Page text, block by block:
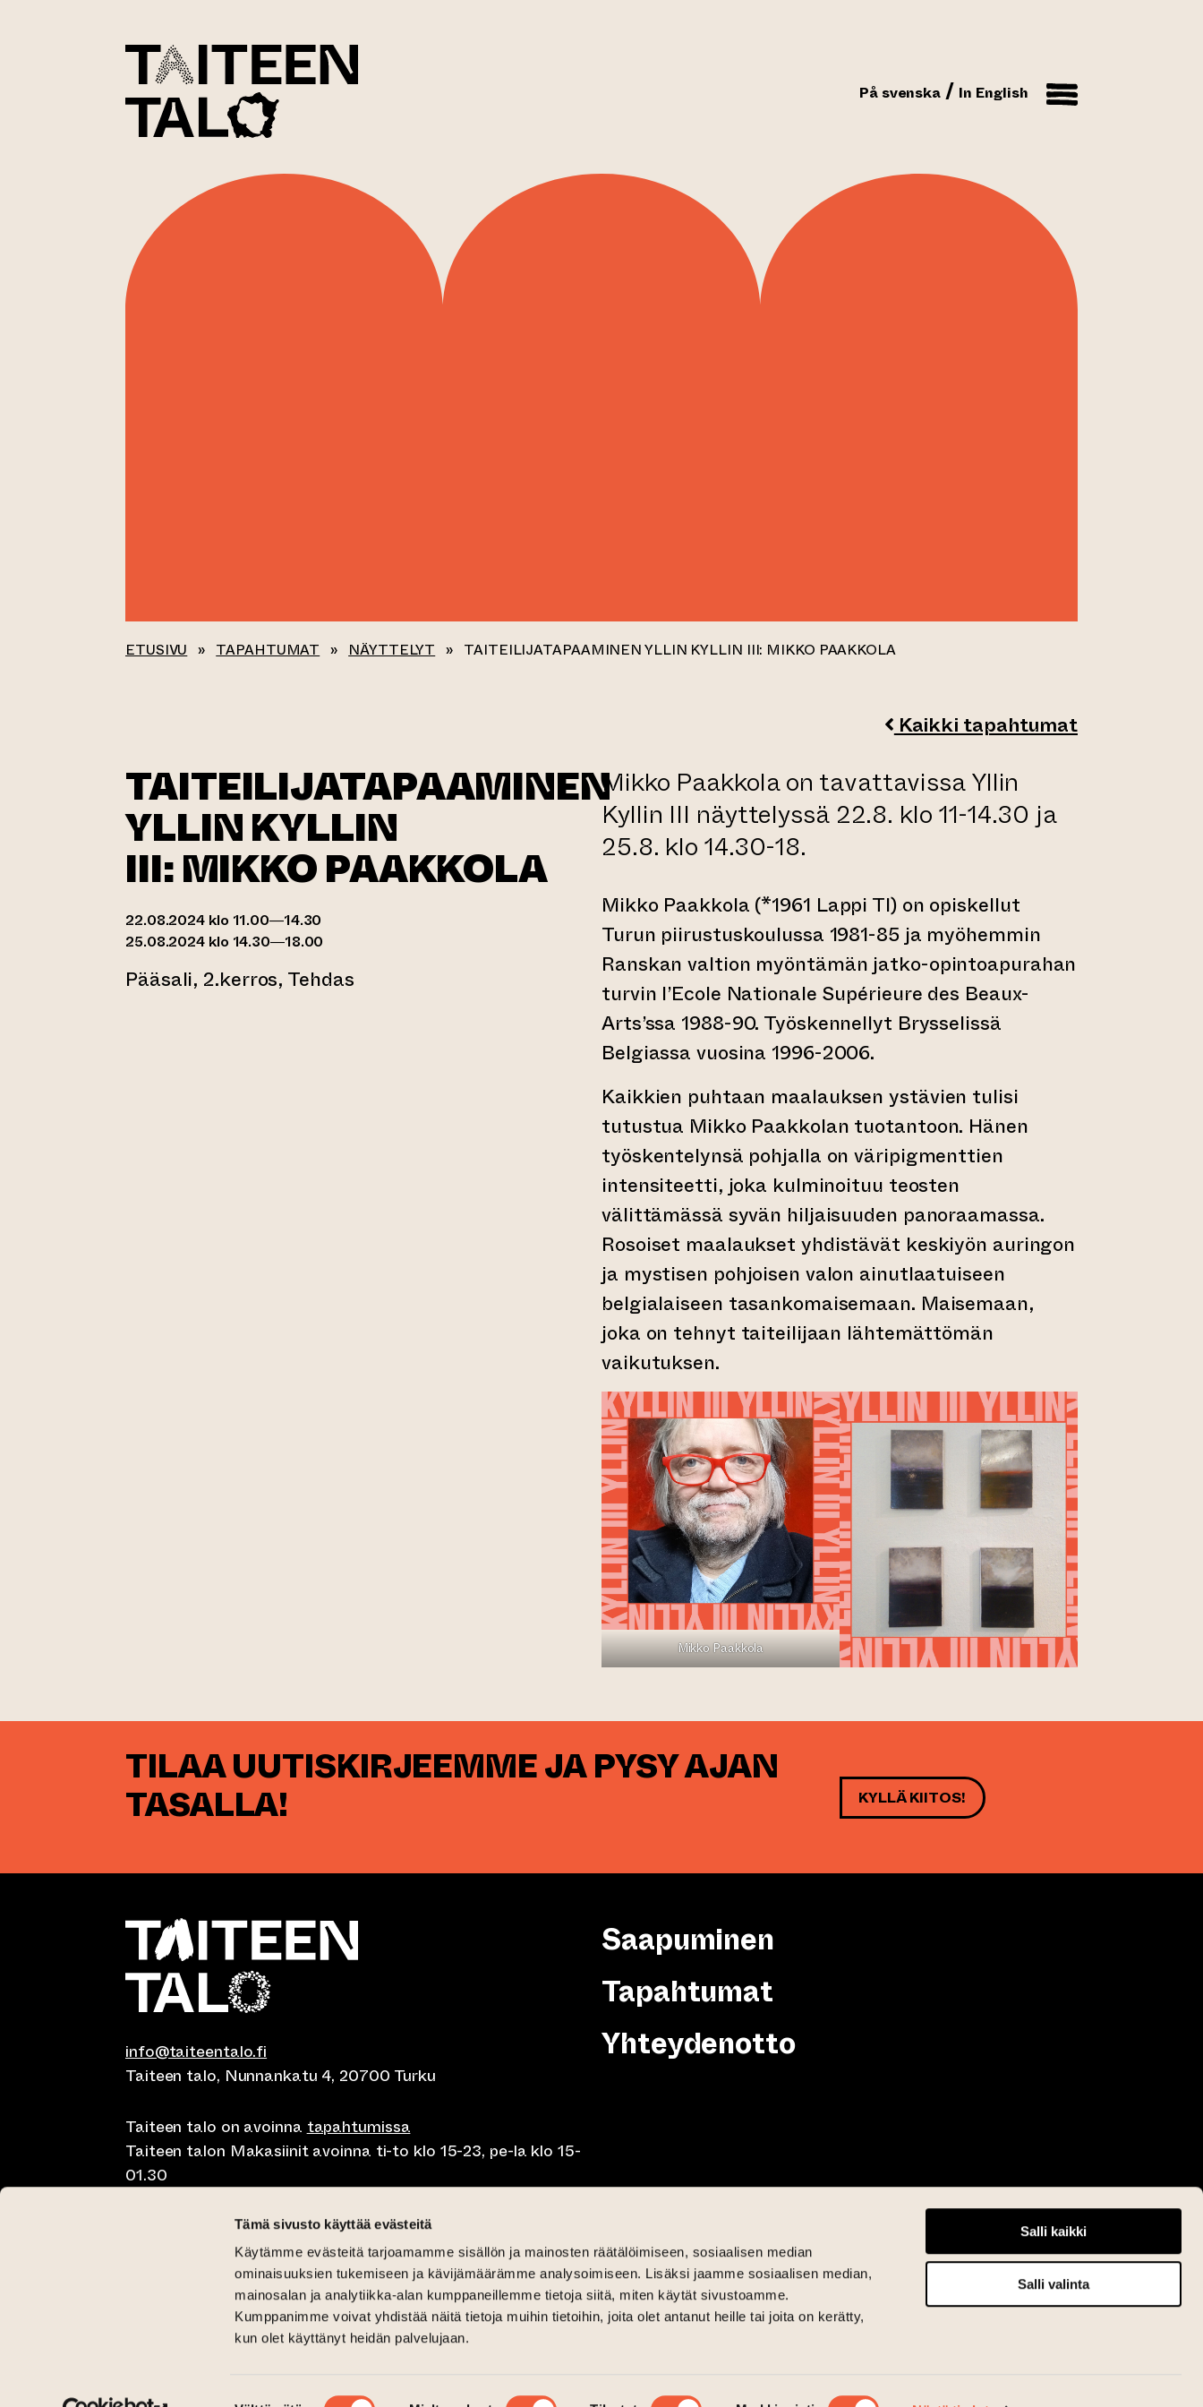
Tämä sivusto käyttää evästeitä
Käytämme evästeitä tarjoamamme sisällön ja mainosten räätälöimiseen, sosiaalisen median
ominaisuuksien tukemiseen ja kävijämäärämme analysoimiseen. Lisäksi jaamme sosiaalisen median,
mainosalan ja analytiikka-alan kumppaneillemme tietoja siitä, miten käytät sivustoamme.
Kumppanimme voivat yhdistää näitä tietoja muihin tietoihin, joita olet antanut heille tai joita on kerätty,
kun olet käyttänyt heidän palvelujaan.
Salli kaikki
Salli valinta
På svenska In English
ETUSIVU » TAPAHTUMAT » NÄYTTELYT » TAITEILIJATAPAAMINEN YLLIN KYLLIN III: MIKKO PAAKKOLA
Kaikki tapahtumat
TAITEILIJATAPAAMINEN
YLLIN KYLLIN
III: MIKKO PAAKKOLA
22.08.2024 klo 11.00—14.30
25.08.2024 klo 14.30—18.00
Pääsali, 2.kerros, Tehdas
Mikko Paakkola on tavattavissa Yllin
Kyllin III näyttelyssä 22.8. klo 11-14.30 ja
25.8. klo 14.30-18.
Mikko Paakkola (*1961 Lappi Tl) on opiskellut
Turun piirustuskoulussa 1981-85 ja myöhemmin
Ranskan valtion myöntämän jatko-opintoapurahan
turvin l’Ecole Nationale Supérieure des Beaux-
Arts’ssa 1988-90. Työskennellyt Brysselissä
Belgiassa vuosina 1996-2006.
Kaikkien puhtaan maalauksen ystävien tulisi
tutustua Mikko Paakkolan tuotantoon. Hänen
työskentelynsä pohjalla on väripigmenttien
intensiteetti, joka kulminoituu teosten
välittämässä syvän hiljaisuuden panoraamassa.
Rosoiset maalaukset yhdistävät keskiyön auringon
ja mystisen pohjoisen valon ainutlaatuiseen
belgialaiseen tasankomaisemaan. Maisemaan,
joka on tehnyt taiteilijaan lähtemättömän
vaikutuksen.
Mikko Paakkola
TILAA UUTISKIRJEEMME JA PYSY AJAN
TASALLA!
KYLLÄ KIITOS!
info@taiteentalo.fi
Taiteen talo, Nunnankatu 4, 20700 Turku
Taiteen talo on avoinna tapahtumissa
Taiteen talon Makasiinit avoinna ti-to klo 15-23, pe-la klo 15-
01.30
Café Elephanten su-ma klo 10-20, ti-to klo 10-23, pe-la klo 10-
Pegasus Taiteen talo ma-pe lounas klo 10.30-15, la lounas klo
11-15 ja brunssi su klo 11-15
Kriittinen Galleria ti-su 12-18
Galleria Aski ti-pe 12-18 ja la-su 12-16
Taiteen talo Facebookissa
(siirtyy toiseen verkkopalveluun)
Taiteen talo Instagramissa
(siirtyy toiseen verkkopalveluun)
Saapuminen
Tapahtumat
Yhteydenotto